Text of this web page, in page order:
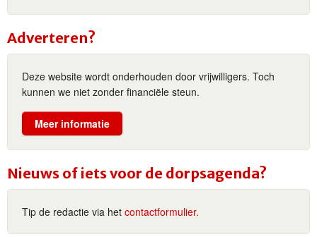
Adverteren?
Deze website wordt onderhouden door vrijwilligers. Toch
kunnen we niet zonder financiële steun.
Meer informatie
Nieuws of iets voor de dorpsagenda?
Tip de redactie via het contactformulier.